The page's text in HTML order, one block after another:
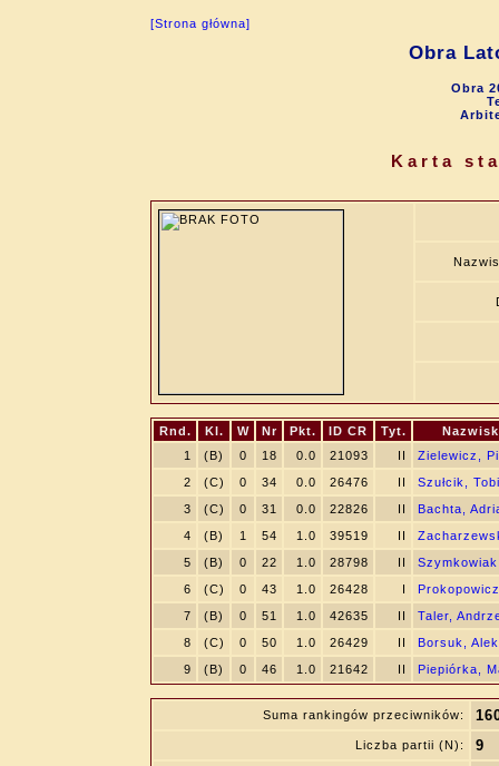
[Strona główna]
Obra
Obra
Karta
Rnd. Kl. W Nr Pkt. ID CR Tyt.
1
(B) 0 18 0.0 21093 II
Zielewicz,
2
(C) 0 34 0.0 26476 II
Szułcik,
3
(C) 0 31 0.0 22826 II
Bachta,
4
(B) 1 54 1.0 39519 II
5
(B) 0 22 1.0 28798 II
6
(C) 0 43 1.0 26428 I
7
(B) 0 51 1.0 42635 II
Taler,
8
(C) 0 50 1.0 26429 II
Borsuk,
9
(B) 0 46 1.0 21642 II Piepiórka,
Suma rankingów przeciwników:
Liczba partii (N): 9